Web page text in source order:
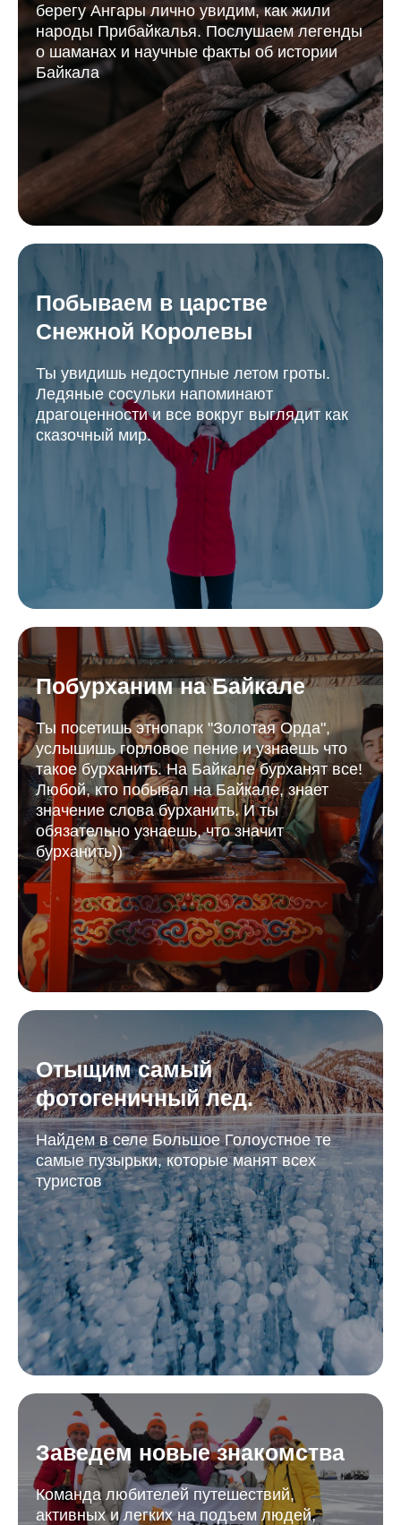
берегу Ангары лично увидим, как жили
народы Прибайкалья. Послушаем легенды
о шаманах и научные факты об истории
Байкала
Побываем в царстве
Снежной Королевы
Ты увидишь недоступные летом гроты.
Ледяные сосульки напоминают
драгоценности и все вокруг выглядит как
сказочный мир.
Побурханим на Байкале
Ты посетишь этнопарк "Золотая Орда",
услышишь горловое пение и узнаешь что
такое бурханить. На Байкале бурханят все!
Любой, кто побывал на Байкале, знает
значение слова бурханить. И ты
обязательно узнаешь, что значит
бурханить))
Отыщим самый
фотогеничный лед.
Найдем в селе Большое Голоустное те
самые пузырьки, которые манят всех
туристов
Заведем новые знакомства
Команда любителей путешествий,
активных и легких на подъем людей,